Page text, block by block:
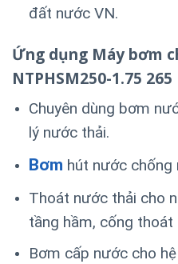
đất nước VN.
Ứng dụng Máy bơm
NTPHSM250-1.75 265
Chuyên dùng bơm
lý nước thải.
Bơm hút nước chống
Thoát nước thải cho
tầng hầm, cống thoát
Bơm cấp nước cho